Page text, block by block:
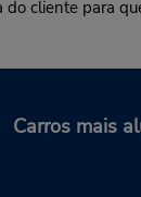
do cliente para
Carros mais